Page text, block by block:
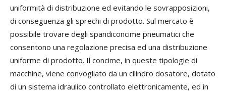
uniformità di distribuzione ed evitando le sovrapposizioni,
di conseguenza gli sprechi di prodotto. Sul mercato è
possibile trovare degli spandiconcime pneumatici che
consentono una regolazione precisa ed una distribuzione
uniforme di prodotto. Il concime, in queste tipologie di
macchine, viene convogliato da un cilindro dosatore, dotato
di un sistema idraulico controllato elettronicamente, ed in